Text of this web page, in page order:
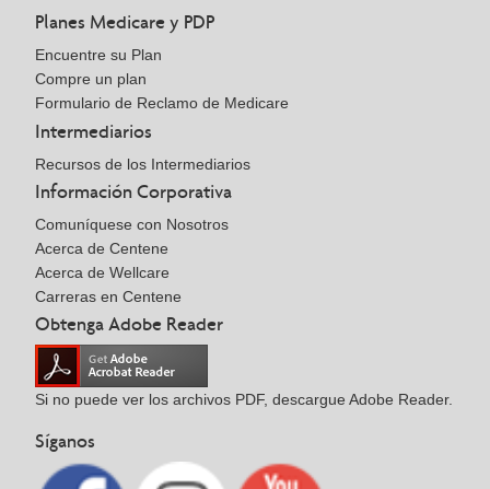
Planes Medicare y PDP
Encuentre su Plan
Compre un plan
Formulario de Reclamo de Medicare
Intermediarios
Recursos de los Intermediarios
Información Corporativa
Comuníquese con Nosotros
Acerca de Centene
Acerca de Wellcare
Carreras en Centene
Obtenga Adobe Reader
Si no puede ver los archivos PDF, descargue Adobe Reader.
Síganos